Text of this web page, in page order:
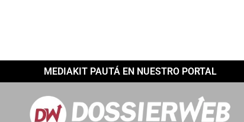
MEDIAKIT PAUTÁ EN NUESTRO PORTAL